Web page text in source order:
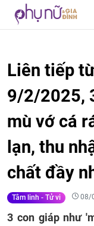
Liên tiếp
9/2/2025,
mù vớ cá
lạn, thu
chất đầy
Tâm linh - Tử vi 08/
3 con giáp như